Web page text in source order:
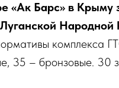
«Ак Барс» в Крыму
Народной
комплекса
35 – бронзовые. 30